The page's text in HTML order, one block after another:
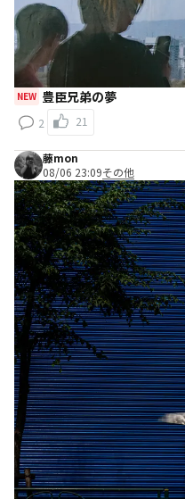
NEW 豊臣兄弟の夢
2 21
藤mon
08/06 23:09その他